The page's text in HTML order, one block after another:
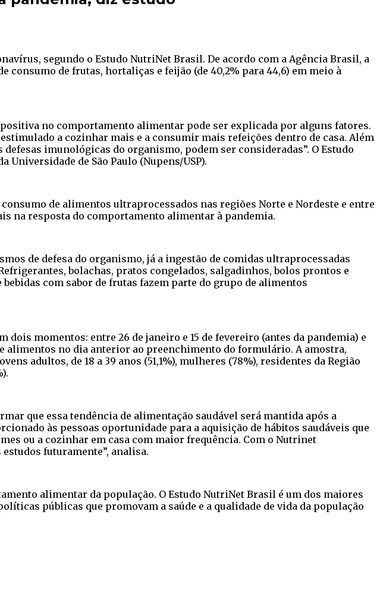
segundo o Estudo NutriNet Brasil. De acordo com a Agência Brasil, a
de frutas, hortaliças e feijão (de 40,2% para 44,6) em meio à
no comportamento alimentar pode ser explicada por alguns fatores.
a cozinhar mais e a consumir mais refeições dentro de casa. Além
imunológicas do organismo, podem ser consideradas”. O Estudo
Universidade de São Paulo (Nupens/USP).
de alimentos ultraprocessados nas regiões Norte e Nordeste e entre
na resposta do comportamento alimentar à pandemia.
de defesa do organismo, já a ingestão de comidas ultraprocessadas
bolachas, pratos congelados, salgadinhos, bolos prontos e
com sabor de frutas fazem parte do grupo de alimentos
momentos: entre 26 de janeiro e 15 de fevereiro (antes da pandemia) e
alimentos no dia anterior ao preenchimento do formulário. A amostra,
adultos, de 18 a 39 anos (51,1%), mulheres (78%), residentes da Região
que essa tendência de alimentação saudável será mantida após a
às pessoas oportunidade para a aquisição de hábitos saudáveis que
ou a cozinhar em casa com maior frequência. Com o Nutrinet
futuramente”, analisa.
alimentar da população. O Estudo NutriNet Brasil é um dos maiores
públicas que promovam a saúde e a qualidade de vida da população